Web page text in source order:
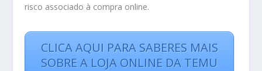
risco associado à compra online.
CLICA AQUI PARA SABERES MAIS
SOBRE A LOJA ONLINE DA TEMU